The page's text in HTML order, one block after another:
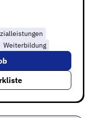
Weiterbildung